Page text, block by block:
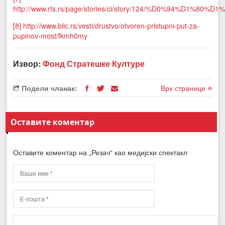
http://www.rts.rs/page/stories/ci/story/124/
[8] http://www.blic.rs/vesti/drustvo/otvoren-pristupni-put-za-
pupinov-most/fkmh0my
Извор:Фонд Стратешке Културе
Подели чланак: Врх странице
Оставите коментар
Оставите коментар на „Резач“ као медијски спектакл